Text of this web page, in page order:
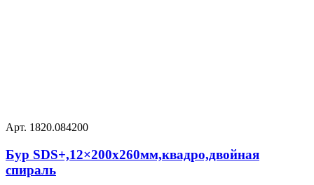
Арт. 1820.084200
Бур SDS+,12×200х260мм,квадро,двойная
спираль